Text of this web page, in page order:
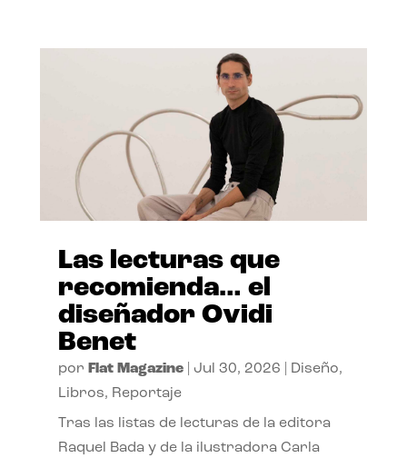
Las lecturas que
recomienda… el
diseñador Ovidi
Benet
por Flat Magazine| Jul 30, 2026 Diseño,
Libros, Reportaje
Tras las listas de lecturas de la editora
Raquel Bada y de la ilustradora Carla